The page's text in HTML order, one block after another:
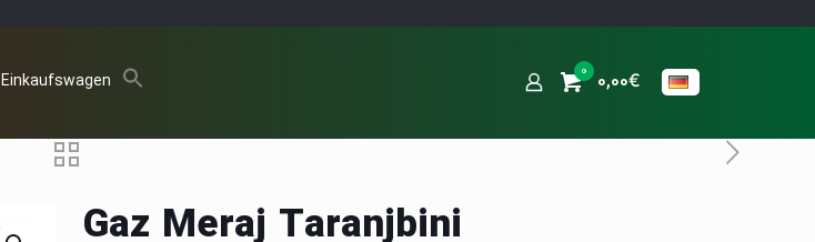
Einkaufswagen 0 0,00€
Gaz Meraj Taranjbini